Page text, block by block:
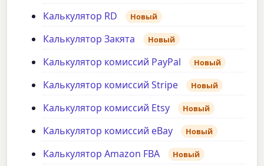
Калькулятор RD Новый
Калькулятор Закята Новый
Калькулятор комиссий PayPal Новый
Калькулятор комиссий Stripe Новый
Калькулятор комиссий Etsy Новый
Калькулятор комиссий eBay Новый
Калькулятор Amazon FBA Новый